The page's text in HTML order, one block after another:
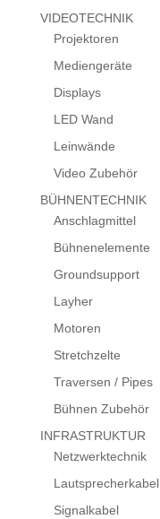
VIDEOTECHNIK
Projektoren
Mediengeräte
Displays
LED Wand
Leinwände
Video Zubehör
BÜHNENTECHNIK
Anschlagmittel
Bühnenelemente
Groundsupport
Layher
Motoren
Stretchzelte
Traversen / Pipes
Bühnen Zubehör
INFRASTRUKTUR
Netzwerktechnik
Lautsprecherkabel
Signalkabel